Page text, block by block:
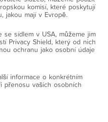
komisí, které poskytují
jakou mají v Evropě.
se sídlem v USA, můžeme jim
Privacy Shield, který od nich
ochranu jako osobní údaje
informace o konkrétním
přenosu vašich osobních